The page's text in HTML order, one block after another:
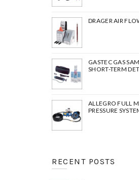
DRAGER AIR
GASTEC GAS
SHORT-TERM
ALLEGRO FULL
PRESSURE
RECENT POSTS